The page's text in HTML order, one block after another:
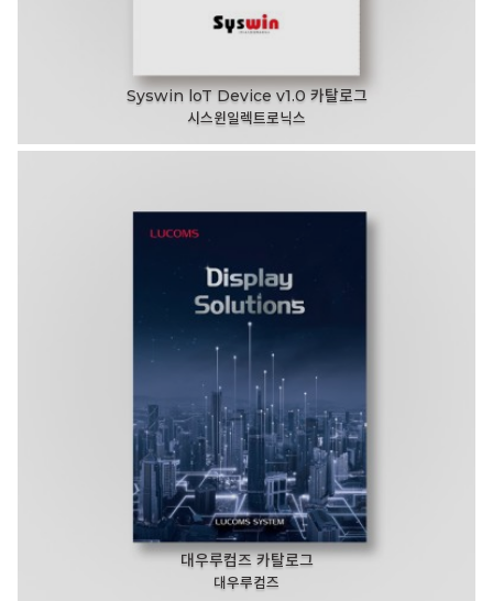
Syswin loT Device v1.0 카탈로그
시스윈일렉트로닉스
대우루컴즈 카탈로그
대우루컴즈